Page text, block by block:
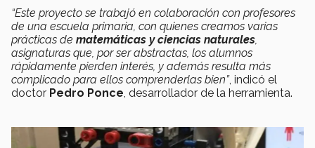
“Este proyecto se trabajó en colaboración con profesores
de una escuela primaria, con quienes creamos varias
prácticas de matemáticas y ciencias naturales
asignaturas que, por ser abstractas, los alumnos
rápidamente pierden interés, y además resulta más
complicado para ellos comprenderlas bien”, indicó el
doctor Pedro Ponce , desarrollador de la herramienta.